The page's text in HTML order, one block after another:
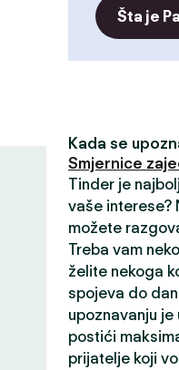
Šta je
Kada se
Smjernice
Tinder je
vaše interese?
možete
Treba vam
želite nekoga
spojeva do
upoznavanju
postići
prijatelje koji